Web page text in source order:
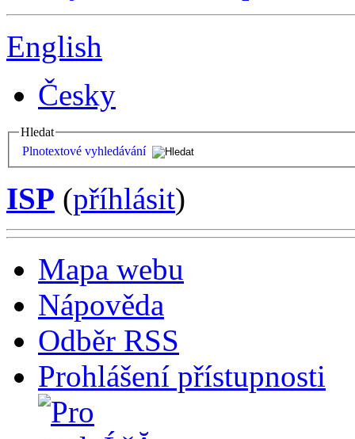
English
Česky
Hledat
Plnotextové vyhledávání
ISP (příhlásit)
Mapa webu
Nápověda
Odběr RSS
Prohlášení přístupnosti